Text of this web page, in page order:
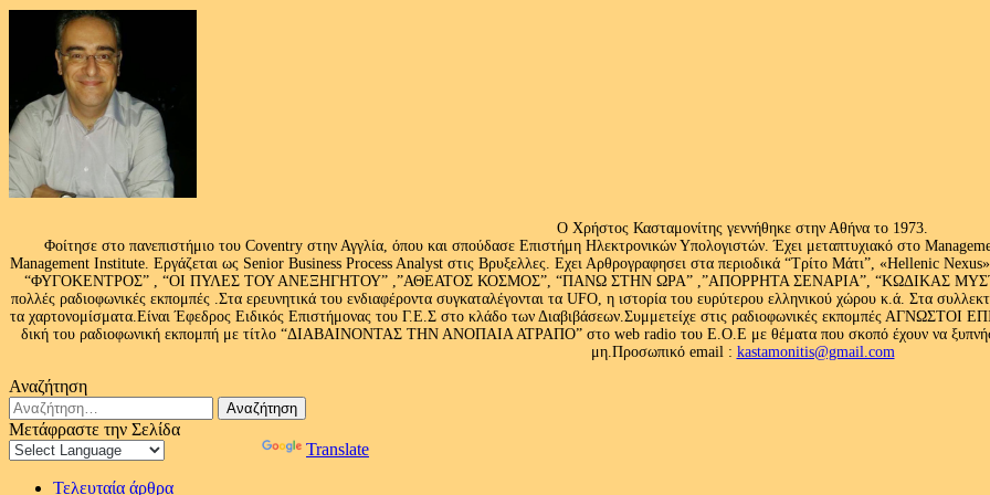
Ο Χρήστος Κασταμονίτης γεννήθηκε στην Αθήνα το 1973.
Φοίτησε στο πανεπιστήμιο του Coventry στην Αγγλία, όπου και σπούδασε Επιστήμη Ηλεκτρονικών Υπολογιστών. Έχει μεταπτυχιακό στο
Management Institute. Εργάζεται ως Senior Business Process Analyst στις Βρυξελλες. Εχει Αρθρογραφησει στα περιοδικά “Τρίτο Μάτι”, «Hellenic
“ΦΥΓΟΚΕΝΤΡΟΣ” , “ΟΙ ΠΥΛΕΣ ΤΟΥ ΑΝΕΞΗΓΗΤΟΥ” ,”ΑΘΕΑΤΟΣ ΚΟΣΜΟΣ”, “ΠΑΝΩ ΣΤΗΝ ΩΡΑ” ,”ΑΠΟΡΡΗΤΑ ΣΕΝΑΡΙΑ”, “ΚΩΔΙΚΑΣ
πολλές ραδιοφωνικές εκπομπές .Στα ερευνητικά του ενδιαφέροντα συγκαταλέγονται τα UFO, η ιστορία του ευρύτερου ελληνικού χώρου κ.ά. Στα
τα χαρτονομίσματα.Είναι Έφεδρος Ειδικός Επιστήμονας του Γ.Ε.Σ στο κλάδο των Διαβιβάσεων.Συμμετείχε στις ραδιοφωνικές εκπομπές
δική του ραδιοφωνική εκπομπή με τίτλο “ΔΙΑΒΑΙΝΟΝΤΑΣ ΤΗΝ ΑΝΟΠΑΙΑ ΑΤΡΑΠΟ” στο web radio του Ε.Ο.Ε με θέματα που σκοπό έχουν να
μη.Προσωπικό email : kastamonitis@gmail.com
Αναζήτηση
Αναζήτηση
για:
Μετάφραστε την Σελίδα
Translate
Τελευταία άρθρα